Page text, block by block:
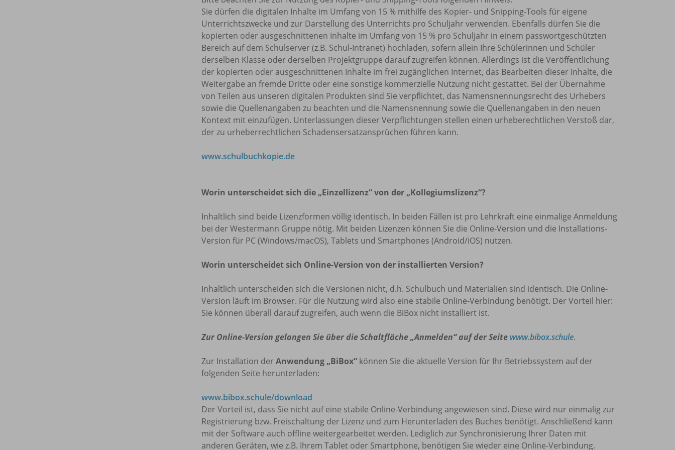
Sie dürfen die digitalen Inhalte im Umfang von 15 % mithilfe des Kopier- und Snipping-Tools für eigene
Unterrichtszwecke und zur Darstellung des Unterrichts pro Schuljahr verwenden. Ebenfalls dürfen Sie die
kopierten oder ausgeschnittenen Inhalte im Umfang von 15 % pro Schuljahr in einem passwortgeschützten
Bereich auf dem Schulserver (z.B. Schul-Intranet) hochladen, sofern allein Ihre Schülerinnen und Schüler
derselben Klasse oder derselben Projektgruppe darauf zugreifen können. Allerdings ist die Veröffentlichung
der kopierten oder ausgeschnittenen Inhalte im frei zugänglichen Internet, das Bearbeiten dieser Inhalte, die
Weitergabe an fremde Dritte oder eine sonstige kommerzielle Nutzung nicht gestattet. Bei der Übernahme
von Teilen aus unseren digitalen Produkten sind Sie verpflichtet, das Namensnennungsrecht des Urhebers
sowie die Quellenangaben zu beachten und die Namensnennung sowie die Quellenangaben in den neuen
Kontext mit einzufügen. Unterlassungen dieser Verpflichtungen stellen einen urheberechtlichen Verstoß dar,
der zu urheberrechtlichen Schadensersatzansprüchen führen kann.
www.schulbuchkopie.de
Worin unterscheidet sich die „Einzellizenz“ von der „Kollegiumslizenz“?
Inhaltlich sind beide Lizenzformen völlig identisch. In beiden Fällen ist pro Lehrkraft eine einmalige Anmeldung
bei der Westermann Gruppe nötig. Mit beiden Lizenzen können Sie die Online-Version und die Installations-
Version für PC (Windows/macOS), Tablets und Smartphones (Android/iOS) nutzen.
Worin unterscheidet sich Online-Version von der installierten Version?
Inhaltlich unterscheiden sich die Versionen nicht, d.h. Schulbuch und Materialien sind identisch. Die Online-
Version läuft im Browser. Für die Nutzung wird also eine stabile Online-Verbindung benötigt. Der Vorteil hier:
Sie können überall darauf zugreifen, auch wenn die BiBox nicht installiert ist.
Zur Online-Version gelangen Sie über die Schaltfläche „Anmelden“ auf der Seite www.bibox.schule.
Zur Installation der Anwendung „BiBox“ können Sie die aktuelle Version für Ihr Betriebssystem auf der
folgenden Seite herunterladen:
www.bibox.schule/download
Der Vorteil ist, dass Sie nicht auf eine stabile Online-Verbindung angewiesen sind. Diese wird nur einmalig zur
Registrierung bzw. Freischaltung der Lizenz und zum Herunterladen des Buches benötigt. Anschließend kann
mit der Software auch offline weitergearbeitet werden. Lediglich zur Synchronisierung Ihrer Daten mit
anderen Geräten, wie z.B. Ihrem Tablet oder Smartphone, benötigen Sie wieder eine Online-Verbindung.